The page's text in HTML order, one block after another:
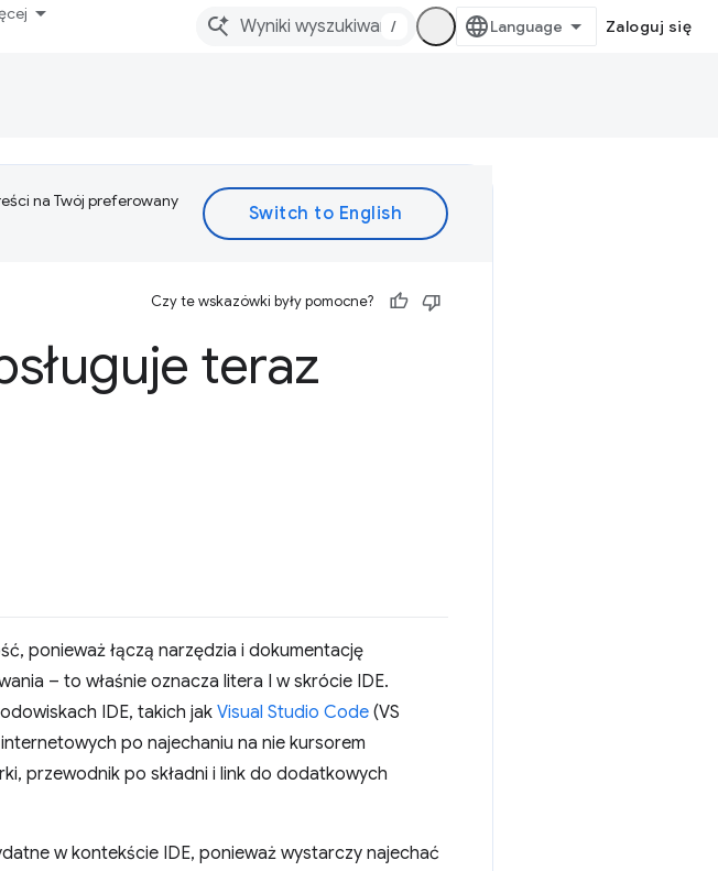
/ Zaloguj się
na Twój preferowany
Czy te wskazówki były pomocne?
teraz
ponieważ łączą narzędzia i dokumentację
– to właśnie oznacza litera I w skrócie IDE.
IDE, takich jak Visual Studio Code (VS
po najechaniu na nie kursorem
przewodnik po składni i link do dodatkowych
w kontekście IDE, ponieważ wystarczy najechać